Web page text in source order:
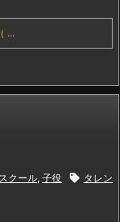
...
クール, 子役
タレン